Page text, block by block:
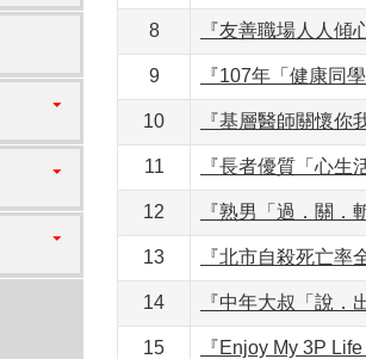
8 『友善職場人人傾
9 『107年「健康同
10 『基層醫師關懷你
11 『長者優質「心生
12 『熟男「過．關
13 『北市自殺死亡率
14 『中年大叔「說
15 『Enjoy My 3P